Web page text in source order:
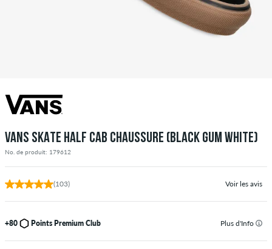
VANS SKATE HALF CAB CHAUSSURE (BLACK GUM WHITE)
No. de produit: 179612
(103) Voir les avis
+80 Points Premium Club Plus d'Info